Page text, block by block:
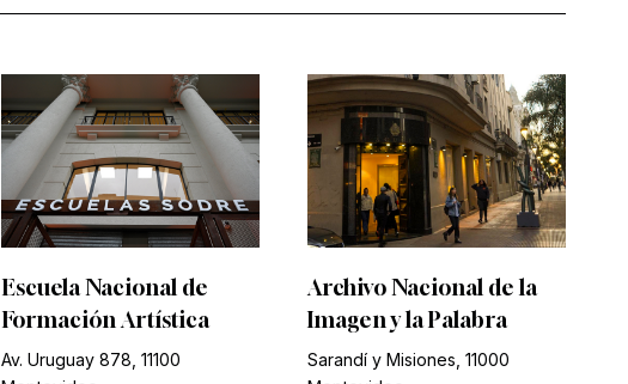
Escuela Nacional de
Formación Artística
Av. Uruguay 878, 11100
Archivo Nacional de la
Imagen y la Palabra
Sarandí y Misiones, 11000